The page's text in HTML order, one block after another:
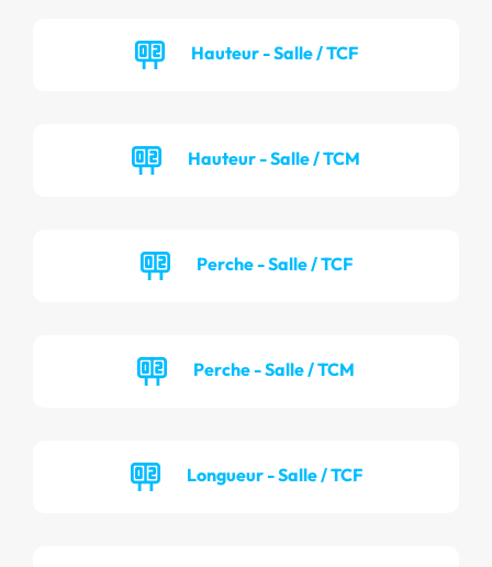
Hauteur - Salle / TCF
Hauteur - Salle / TCM
Perche - Salle / TCF
Perche - Salle / TCM
Longueur - Salle / TCF